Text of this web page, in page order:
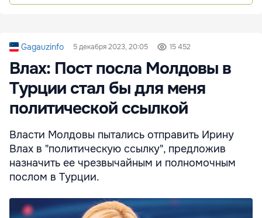
Gagauzinfo 5 декабря 2023, 20:05 15 452
Влах: Пост посла Молдовы в
Турции стал бы для меня
политической ссылкой
Власти Молдовы пытались отправить Ирину
Влах в "политическую ссылку", предложив
назначить ее чрезвычайным и полномочным
послом в Турции.